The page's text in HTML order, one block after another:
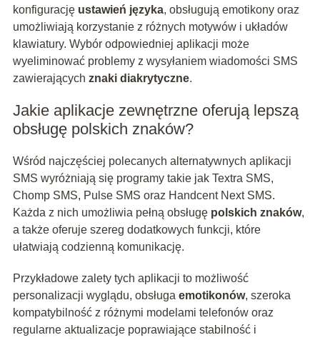
konfigurację ustawień języka, obsługują emotikony oraz
umożliwiają korzystanie z różnych motywów i układów
klawiatury. Wybór odpowiedniej aplikacji może
wyeliminować problemy z wysyłaniem wiadomości SMS
zawierających znaki diakrytyczne.
Jakie aplikacje zewnętrzne oferują lepszą
obsługę polskich znaków?
Wśród najczęściej polecanych alternatywnych aplikacji
SMS wyróżniają się programy takie jak Textra SMS,
Chomp SMS, Pulse SMS oraz Handcent Next SMS.
Każda z nich umożliwia pełną obsługę polskich znaków,
a także oferuje szereg dodatkowych funkcji, które
ułatwiają codzienną komunikację.
Przykładowe zalety tych aplikacji to możliwość
personalizacji wyglądu, obsługa emotikonów, szeroka
kompatybilność z różnymi modelami telefonów oraz
regularne aktualizacje poprawiające stabilność i